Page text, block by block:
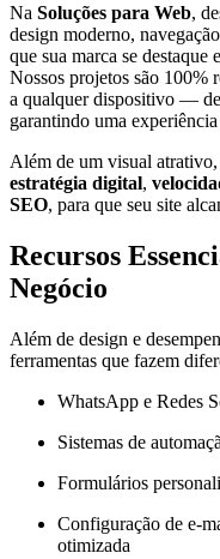
Na Soluções para Web,
design moderno,
que sua marca se destaque
Nossos projetos são 100%
a qualquer dispositivo —
garantindo uma
Além de um visual
estratégia digital,
SEO, para que seu site
Recursos
Negócio
Além de design e
ferramentas que fazem
WhatsApp e Redes
Sistemas de
Formulários
Configuração de e-
otimizada